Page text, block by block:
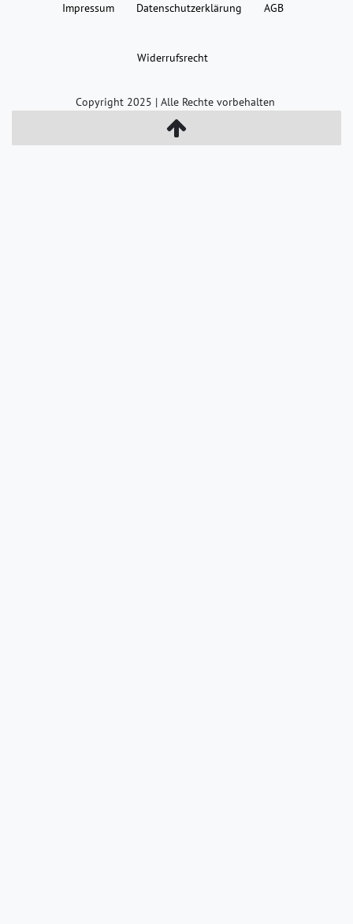
Impressum Daten­schutz­erklärung AGB
Widerrufs­recht
Copyright 2025 | Alle Rechte vorbehalten